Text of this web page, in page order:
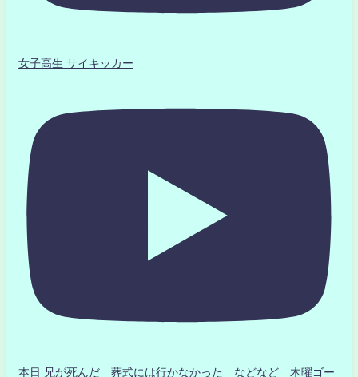
女子高生 サイキッカー
本日 兄が死んだ 葬式には行かなかった などなど 木曜ゴー